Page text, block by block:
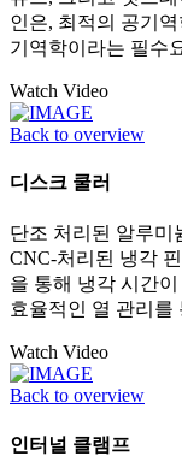
인은, 최적의 공기
기역학이라는 필수
Watch Video
Back to overview
디스크 쿨러
단조 처리된 알루미
CNC-처리된 냉각
을 통해 냉각 시간
효율적인 열 관리를
Watch Video
Back to overview
인터널 클램프